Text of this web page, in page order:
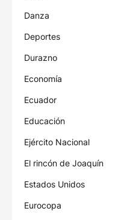
Danza
Deportes
Durazno
Economía
Ecuador
Educación
Ejército Nacional
El rincón de Joaquín
Estados Unidos
Eurocopa